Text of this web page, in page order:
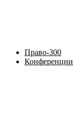
Право-300
Конференции